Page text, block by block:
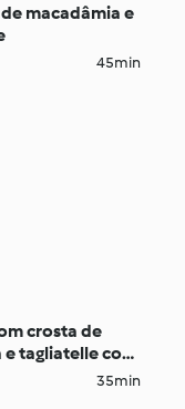
macadâmia e
45min
crosta de
tagliatelle com
35min